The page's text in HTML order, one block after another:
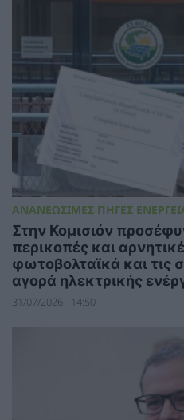
ΑΝΑΝΕΩΣΙΜΕΣ ΠΗΓΕΣ
Στην Κομισιόν
περικοπές και
φωτοβολταϊκά και τις
αγορά ηλεκτρικής
31/07/2026 - 14:50